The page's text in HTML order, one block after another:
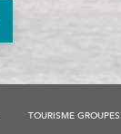
TOURISME